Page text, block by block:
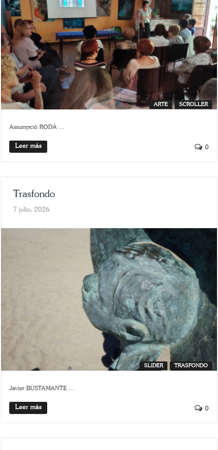
ARTE SCROLLER
Assumpció RODÀ ...
Leer más 0
Trasfondo
7 julio, 2026
SLIDER TRASFONDO
Javier BUSTAMANTE ...
Leer más 0